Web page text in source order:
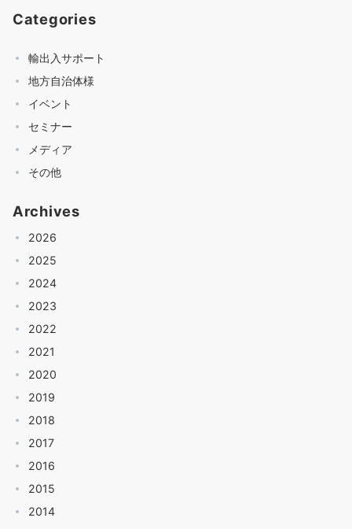
Categories
輸出入サポート
地方自治体様
イベント
セミナー
メディア
その他
Archives
2026
2025
2024
2023
2022
2021
2020
2019
2018
2017
2016
2015
2014